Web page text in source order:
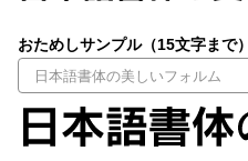
文字種類
おためしサンプル（15文字まで）